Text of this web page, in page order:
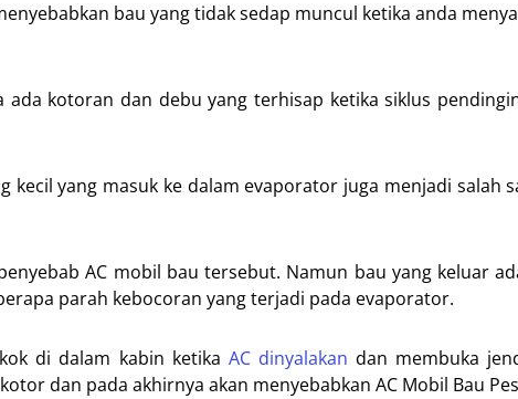
bau yang tidak sedap muncul ketika anda
kotoran dan debu yang terhisap ketika siklus
kecil yang masuk ke dalam evaporator juga menjadi salah
AC mobil bau tersebut. Namun bau yang keluar
parah kebocoran yang terjadi pada evaporator.
di dalam kabin ketika AC dinyalakan dan membuka
dan pada akhirnya akan menyebabkan AC Mobil Bau